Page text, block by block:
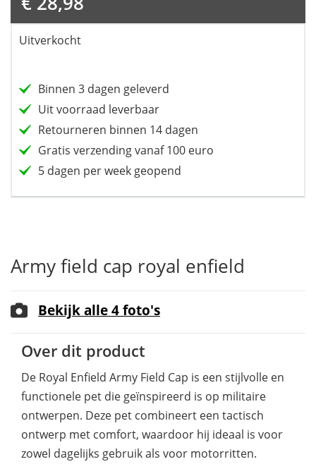
Army field cap royal enfield
Over dit product
De Royal Enfield Army Field Cap is een stijlvolle en
functionele pet die geïnspireerd is op militaire
ontwerpen. Deze pet combineert een tactisch
ontwerp met comfort, waardoor hij ideaal is voor
zowel dagelijks gebruik als voor motorritten.
Bekijk alle 4 foto's
Uitverkocht
Binnen 3 dagen geleverd
Uit voorraad leverbaar
Retourneren binnen 14 dagen
Gratis verzending vanaf 100 euro
5 dagen per week geopend